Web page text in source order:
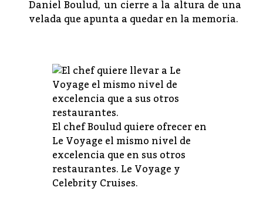
Daniel Boulud, un cierre a la altura de una
velada que apunta a quedar en la memoria.
El chef Boulud quiere ofrecer en
Le Voyage el mismo nivel de
excelencia que en sus otros
restaurantes. Le Voyage y
Celebrity Cruises.